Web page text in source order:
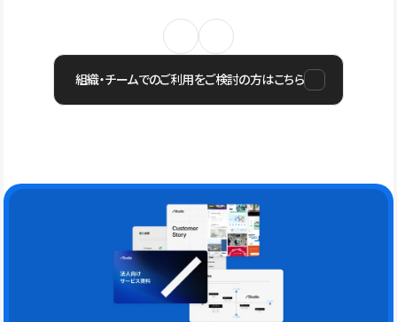
組織・チームでのご利用をご検討の方はこちら